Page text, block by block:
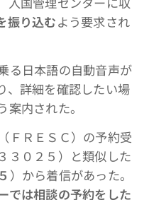
振り込むよう要求され
る日本語の自動音声が
、詳細を確認したい場
内された。
ＲＥＳＣ）の予約受
３０２５）と類似した
）から着信があった。
では相談の予約をした